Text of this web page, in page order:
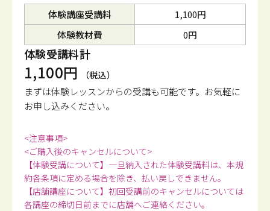
体験講座受講料
1,100円
体験教材費
0円
体験受講料計
1,100円 （税込）
まずは体験レッスンからの受講も可能です。 お気軽に
お申し込みください。
<注意事項>
<ご購入後のキャンセルについて>
【体験受講について】一旦納入された体験受講料は、本規
約各条項に定める場合を除き、払い戻しできません。
【店舗講座について】初回受講前のキャンセルについては
各講座の締切日前までに店舗へご連絡ください。